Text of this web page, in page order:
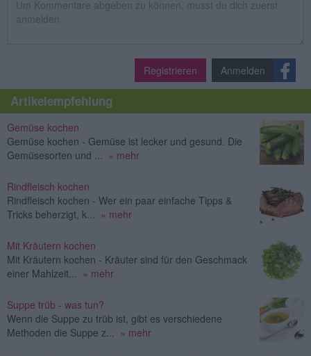
Registrieren Anmelden
Artikelempfehlung
Gemüse kochen
Gemüse kochen - Gemüse ist lecker und gesund. Die
Gemüsesorten und ... » mehr
Rindfleisch kochen
Rindfleisch kochen - Wer ein paar einfache Tipps &
Tricks beherzigt, k... » mehr
Mit Kräutern kochen
Mit Kräutern kochen - Kräuter sind für den Geschmack
einer Mahlzeit... » mehr
Suppe trüb - was tun?
Wenn die Suppe zu trüb ist, gibt es verschiedene
Methoden die Suppe z... » mehr